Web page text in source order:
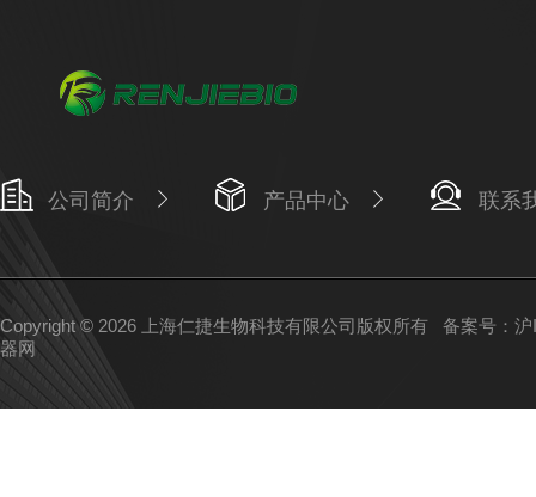
公司简介 产品中心 联系
Copyright © 2026 上海仁捷生物科技有限公司版权所有 备案号：
器网